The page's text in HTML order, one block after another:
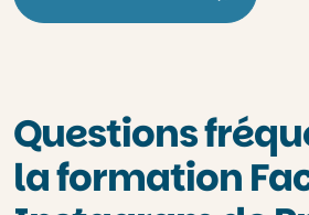
Questions
la formation